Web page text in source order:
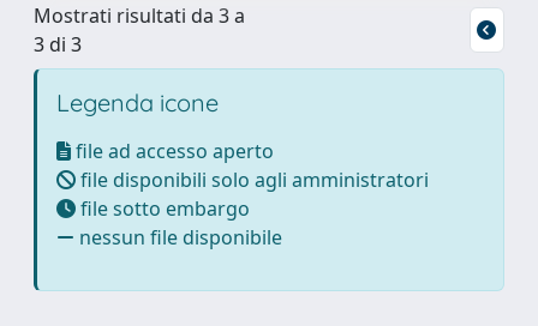
Mostrati risultati da 3 a
3 di 3
Legenda icone
file ad accesso aperto
file disponibili solo agli amministratori
file sotto embargo
nessun file disponibile